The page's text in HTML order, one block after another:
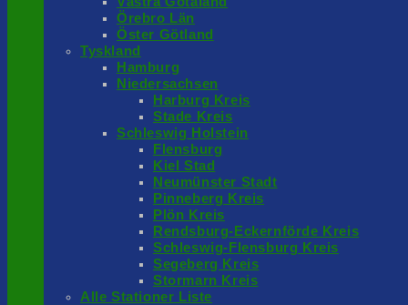
Örebro Län
Öster Götland
Tyskland
Hamburg
Niedersachsen
Harburg Kreis
Stade Kreis
Schleswig Holstein
Flensburg
Kiel Stad
Neumünster Stadt
Pinneberg Kreis
Plön Kreis
Rendsburg-Eckernförde Kreis
Schleswig-Flensburg Kreis
Segeberg Kreis
Stormarn Kreis
Alle Stationer Liste